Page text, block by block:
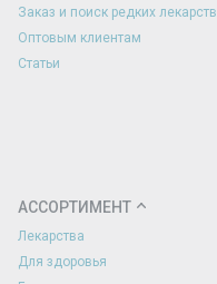
Заказ и поиск редких лекарств
Оптовым клиентам
Статьи
АССОРТИМЕНТ
Лекарства
Для здоровья